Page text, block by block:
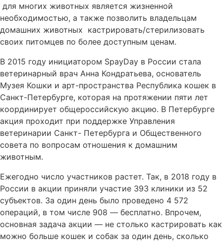
для многих животных является жизненной
необходимостью, а также позволить владельцам
домашних животных кастрировать/стерилизовать
своих питомцев по более доступным ценам.
В 2015 году инициатором SpayDay в России стала
ветеринарный врач Анна Кондратьева, основатель
Музея Кошки и арт-пространства Республика кошек в
Санкт-Петербурге, которая на протяжении пяти лет
координирует общероссийскую акцию. В Петербурге
акция проходит при поддержке Управления
ветеринарии Санкт- Петербурга и Общественного
совета по вопросам отношения к домашним
животным.
Ежегодно число участников растет. Так, в 2018 году в
России в акции приняли участие 393 клиники из 52
субъектов. За один день было проведено 4 572
операций, в том числе 908 — бесплатно. Впрочем,
основная задача акции — не столько кастрировать как
можно больше кошек и собак за один день, сколько